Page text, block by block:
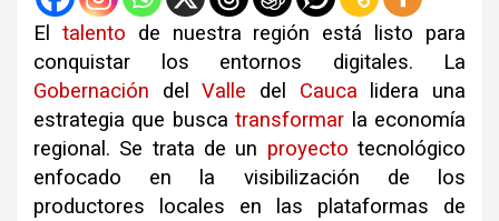
El talento de nuestra región está listo para
conquistar los entornos digitales. La
Gobernación delValle del Cauca lidera una
estrategia que buscatransformar la economía
regional. Se trata de un proyecto tecnológico
enfocado en la visibilización de los
productores locales en las plataformas de